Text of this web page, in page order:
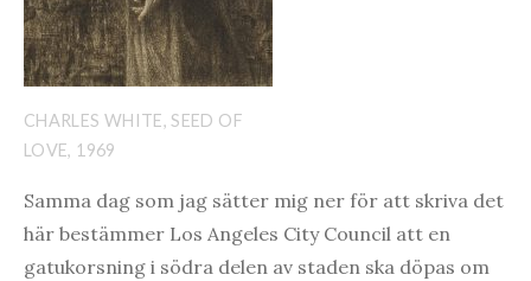
CHARLES WHITE, SEED OF
LOVE, 1969
Samma dag som jag sätter mig ner för att skriva det
här bestämmer Los Angeles City Council att en
gatukorsning i södra delen av staden ska döpas om